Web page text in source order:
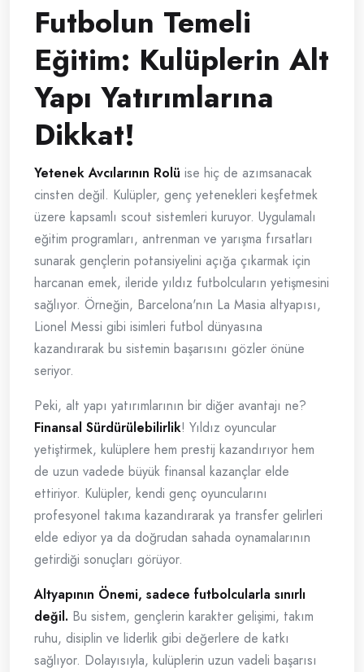
Futbolun Temeli
Eğitim: Kulüplerin Alt
Yapı Yatırımlarına
Dikkat!
Yetenek Avcılarının Rolü ise hiç de azımsanacak
cinsten değil. Kulüpler, genç yetenekleri keşfetmek
üzere kapsamlı scout sistemleri kuruyor. Uygulamalı
eğitim programları, antrenman ve yarışma fırsatları
sunarak gençlerin potansiyelini açığa çıkarmak için
harcanan emek, ileride yıldız futbolcuların yetişmesini
sağlıyor. Örneğin, Barcelona'nın La Masia altyapısı,
Lionel Messi gibi isimleri futbol dünyasına
kazandırarak bu sistemin başarısını gözler önüne
seriyor.
Peki, alt yapı yatırımlarının bir diğer avantajı ne?
Finansal Sürdürülebilirlik! Yıldız oyuncular
yetiştirmek, kulüplere hem prestij kazandırıyor hem
de uzun vadede büyük finansal kazançlar elde
ettiriyor. Kulüpler, kendi genç oyuncularını
profesyonel takıma kazandırarak ya transfer gelirleri
elde ediyor ya da doğrudan sahada oynamalarının
getirdiği sonuçları görüyor.
Altyapının Önemi, sadece futbolcularla sınırlı
değil. Bu sistem, gençlerin karakter gelişimi, takım
ruhu, disiplin ve liderlik gibi değerlere de katkı
sağlıyor. Dolayısıyla, kulüplerin uzun vadeli başarısı